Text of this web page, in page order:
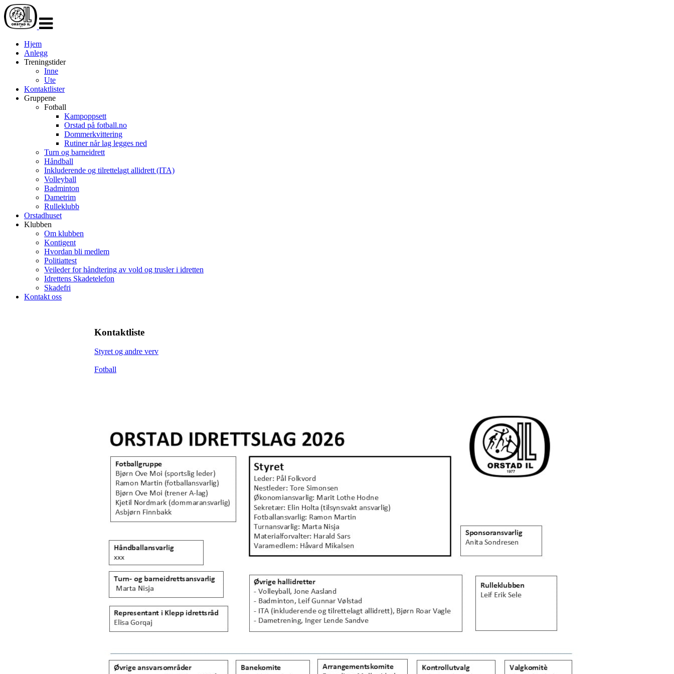
navigasjon
Hjem
Anlegg
Treningstider
Inne
Ute
Kontaktlister
Gruppene
Fotball
Kampoppsett
Orstad på fotball.no
Dommerkvittering
Rutiner når lag legges ned
Turn og barneidrett
Håndball
Inkluderende og tilrettelagt allidrett (ITA)
Volleyball
Badminton
Dametrim
Rulleklubb
Orstadhuset
Klubben
Om klubben
Kontigent
Hvordan bli medlem
Politiattest
Veileder for håndtering av vold og trusler i idretten
Idrettens Skadetelefon
Skadefri
Kontakt oss
Kontaktliste
Styret og andre verv
Fotball